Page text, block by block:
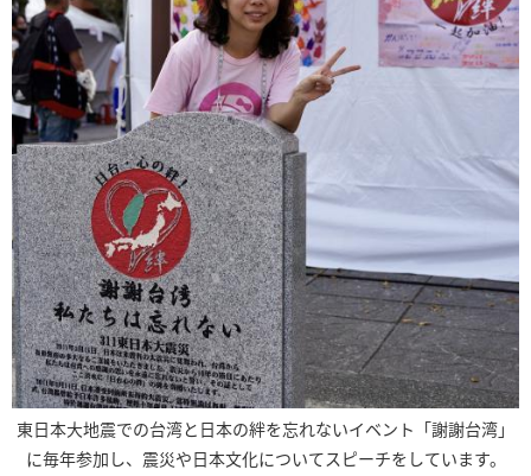
東日本大地震での台湾と日本の絆を忘れないイベント「謝謝台湾」
に毎年参加し、震災や日本文化についてスピーチをしています。